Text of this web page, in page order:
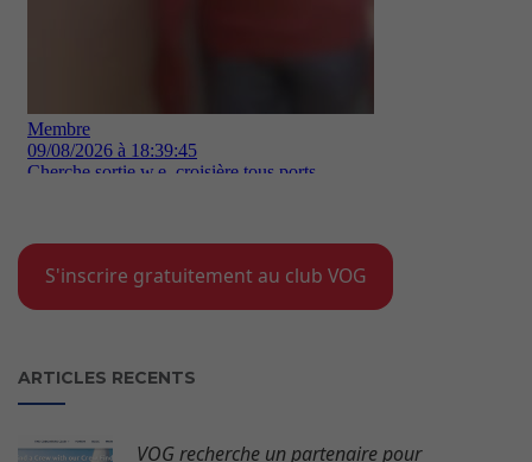
S'inscrire gratuitement au club VOG
ARTICLES RECENTS
VOG recherche un partenaire pour